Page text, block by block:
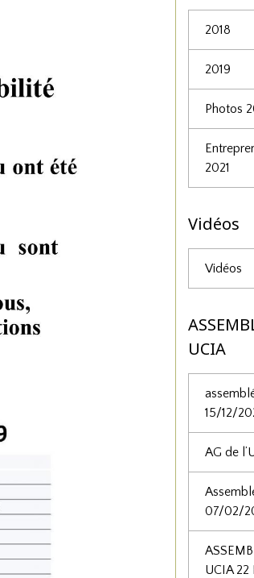
2018
2019
Photos
2021
Vidéos
Vidéos
UCIA
15/12/
AG de
07/02/
UCIA 22